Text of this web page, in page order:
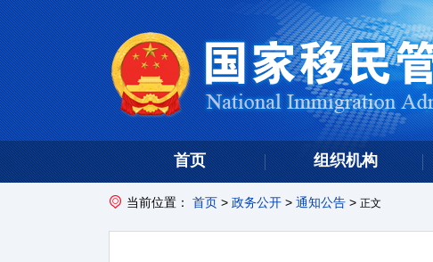
首页 组织机构
当前位置： 首页 > 政务公开 > 通知公告 > 正文